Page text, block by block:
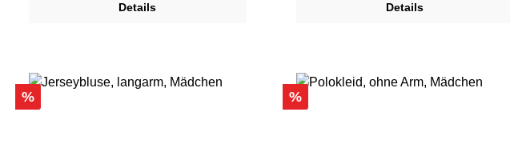
Details Details
Rabatt
% Rabatt
%